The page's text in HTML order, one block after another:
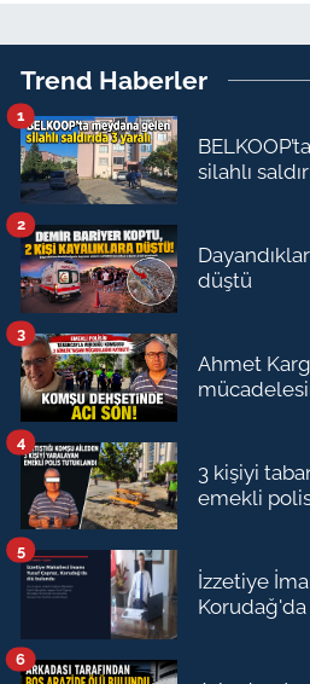
Trend Haberler
silahlı
1
düştü
2
Ahmet
3
3 kişiyi
emekli
4
İzzetiye
5
6